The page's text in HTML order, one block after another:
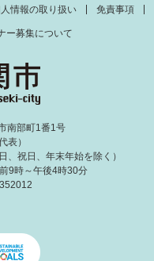
情報の取り扱い 免責事項
ー募集について
南部町1番1号
表）
祝日、年末年始を除く）
9時～午後4時30分